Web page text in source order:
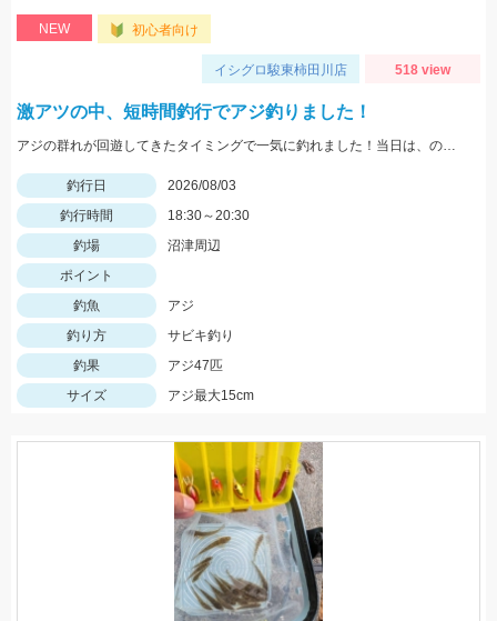
NEW 初心者向け
イシグロ駿東柿田川店 518 view
激アツの中、短時間釣行でアジ釣りました！
アジの群れが回遊してきたタイミングで一気に釣れました！当日は、のべ竿と豆アジマッチ・スピード餌つけ器仕掛・生アミエビなどを使用しました。
釣行日
2026/08/03
釣行時間
18:30～20:30
釣場
沼津周辺
ポイント
釣魚
アジ
釣り方
サビキ釣り
釣果
アジ47匹
サイズ
アジ最大15cm